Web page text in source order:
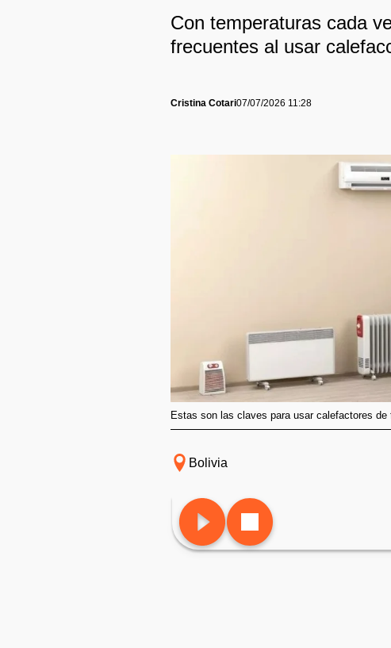
Con temperaturas cada
frecuentes al usar
Cristina Cotari07/07/2026 11:28
Estas son las claves para usar calefactores
Bolivia